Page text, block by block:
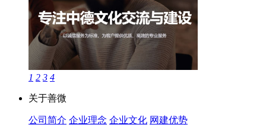
1 2 3 4
关于善微
公司简介 企业理念 企业文化 网建优势